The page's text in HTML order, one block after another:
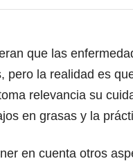
que las
pero la realidad es
relevancia su
en grasas y la
en cuenta otros